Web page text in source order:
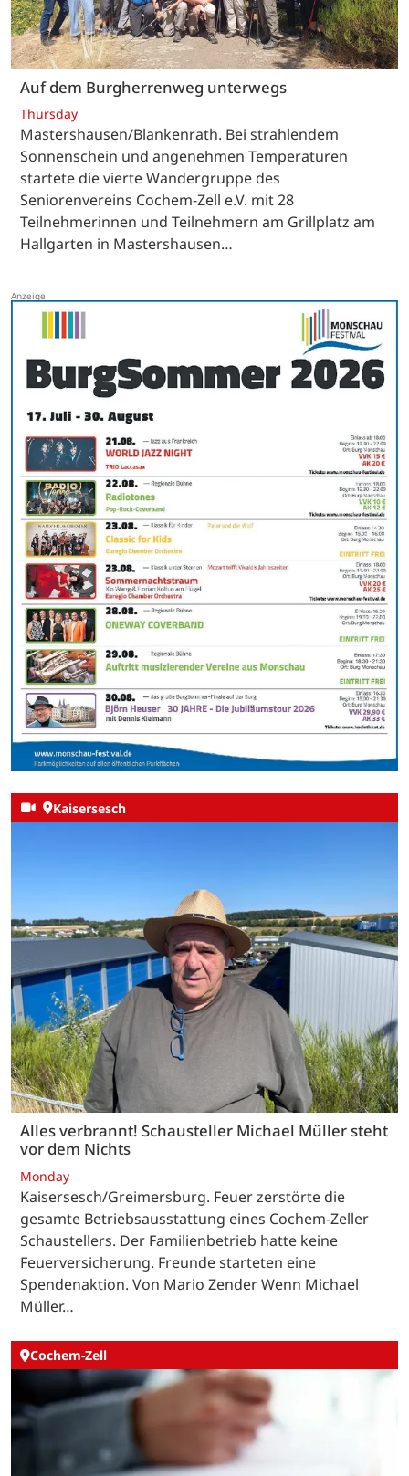
Auf dem Burgherrenweg unterwegs
Thursday
Mastershausen/Blankenrath. Bei strahlendem
Sonnenschein und angenehmen Temperaturen
startete die vierte Wandergruppe des
Seniorenvereins Cochem-Zell e.V. mit 28
Teilnehmerinnen und Teilnehmern am Grillplatz am
Hallgarten in Mastershausen…
Kaisersesch
Alles verbrannt! Schausteller Michael Müller steht
vor dem Nichts
Monday
Kaisersesch/Greimersburg. Feuer zerstörte die
gesamte Betriebsausstattung eines Cochem-Zeller
Schaustellers. Der Familienbetrieb hatte keine
Feuerversicherung. Freunde starteten eine
Spendenaktion. Von Mario Zender Wenn Michael
Müller…
Cochem-Zell